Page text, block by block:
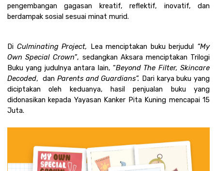
pengembangan gagasan kreatif, reflektif, inovatif, dan
berdampak sosial sesuai minat murid.
Di Culminating Project, Lea menciptakan buku berjudul “My
Own Special Crown”, sedangkan Aksara menciptakan Trilogi
Buku yang judulnya antara lain, “Beyond The Filter, Skincare
Decoded,  dan Parents and Guardians”. Dari karya buku yang
diciptakan oleh keduanya, hasil penjualan buku yang
didonasikan kepada Yayasan Kanker Pita Kuning mencapai 15
Juta.